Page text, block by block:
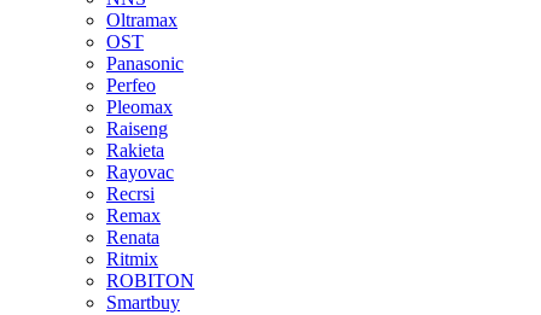
Oltramax
OST
Panasonic
Perfeo
Pleomax
Raiseng
Rakieta
Rayovac
Recrsi
Remax
Renata
Ritmix
ROBITON
Smartbuy